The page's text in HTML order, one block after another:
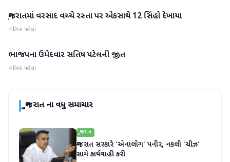
ગુજરાત
ગુજરાતમાં વરસાદ વચ્ચે રસ્તા પર એકસાથે 12 સિંહો દેખાયા
4 દિવસ પહેલા
ગુજરાત
ભાજપના ઉમેદવાર સતિષ પટેલની જીત
4 દિવસ પહેલા
ગુજરાતના વધુ સમાચાર
ગુજરાત
ગુજરાત સરકારે 'એનાલોગ' પનીર, નકલી 'ચીઝ'
સામે કાર્યવાહી કરી